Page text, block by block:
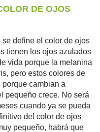
DE OJOS
define el color de ojos
tienen los ojos azulados
vida porque la melanina
pero estos colores de
cambian a
pequeño crece. No será
cuando ya se pueda
del color de ojos
pequeño, habrá que